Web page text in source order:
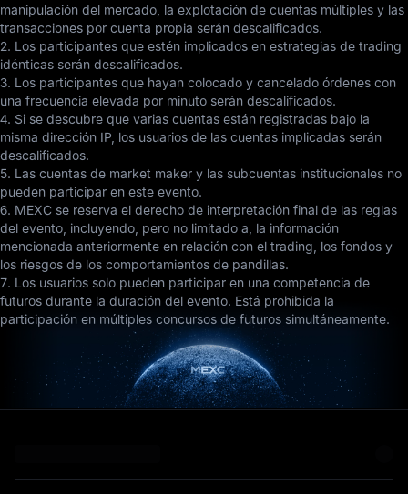
manipulación del mercado, la explotación de cuentas múltiples y las
transacciones por cuenta propia serán descalificados.
2. Los participantes que estén implicados en estrategias de trading
idénticas serán descalificados.
3. Los participantes que hayan colocado y cancelado órdenes con
una frecuencia elevada por minuto serán descalificados.
4. Si se descubre que varias cuentas están registradas bajo la
misma dirección IP, los usuarios de las cuentas implicadas serán
descalificados.
5. Las cuentas de market maker y las subcuentas institucionales no
pueden participar en este evento.
6. MEXC se reserva el derecho de interpretación final de las reglas
del evento, incluyendo, pero no limitado a, la información
mencionada anteriormente en relación con el trading, los fondos y
los riesgos de los comportamientos de pandillas.
7. Los usuarios solo pueden participar en una competencia de
futuros durante la duración del evento. Está prohibida la
participación en múltiples concursos de futuros simultáneamente.